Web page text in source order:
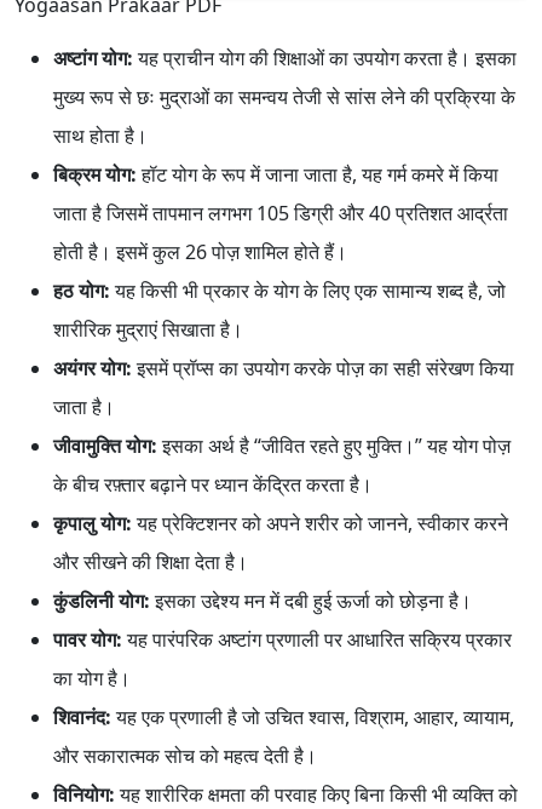
अष्टांग योग:यह प्राचीन योग की शिक्षाओं का उपयोग करता है। इसका
मुख्य रूप से छः मुद्राओं का समन्वय तेजी से सांस लेने की प्रक्रिया के
साथ होता है।
बिक्रम योग:हॉट योग के रूप में जाना जाता है, यह गर्म कमरे में किया
जाता है जिसमें तापमान लगभग 105 डिग्री और 40 प्रतिशत आर्द्रता
होती है। इसमें कुल 26 पोज़ शामिल होते हैं।
हठ योग:यह किसी भी प्रकार के योग के लिए एक सामान्य शब्द है, जो
शारीरिक मुद्राएं सिखाता है।
अयंगर योग:इसमें प्रॉप्स का उपयोग करके पोज़ का सही संरेखण किया
जाता है।
जीवामुक्ति योग:इसका अर्थ है “जीवित रहते हुए मुक्ति।” यह योग पोज़
के बीच रफ़्तार बढ़ाने पर ध्यान केंद्रित करता है।
कृपालु योग:यह प्रेक्टिशनर को अपने शरीर को जानने, स्वीकार करने
और सीखने की शिक्षा देता है।
कुंडलिनी योग:इसका उद्देश्य मन में दबी हुई ऊर्जा को छोड़ना है।
पावर योग:यह पारंपरिक अष्टांग प्रणाली पर आधारित सक्रिय प्रकार
का योग है।
शिवानंद:यह एक प्रणाली है जो उचित श्वास, विश्राम, आहार, व्यायाम,
और सकारात्मक सोच को महत्व देती है।
विनियोग:यह शारीरिक क्षमता की परवाह किए बिना किसी भी व्यक्ति को